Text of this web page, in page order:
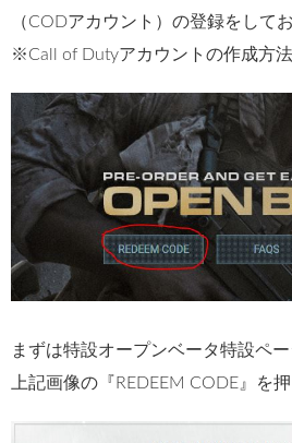
（CODアカウント）の登録をして
※Call of Dutyアカウントの作成方
まずは特設オープンベータ特設ペ
上記画像の『REDEEM CODE』を押